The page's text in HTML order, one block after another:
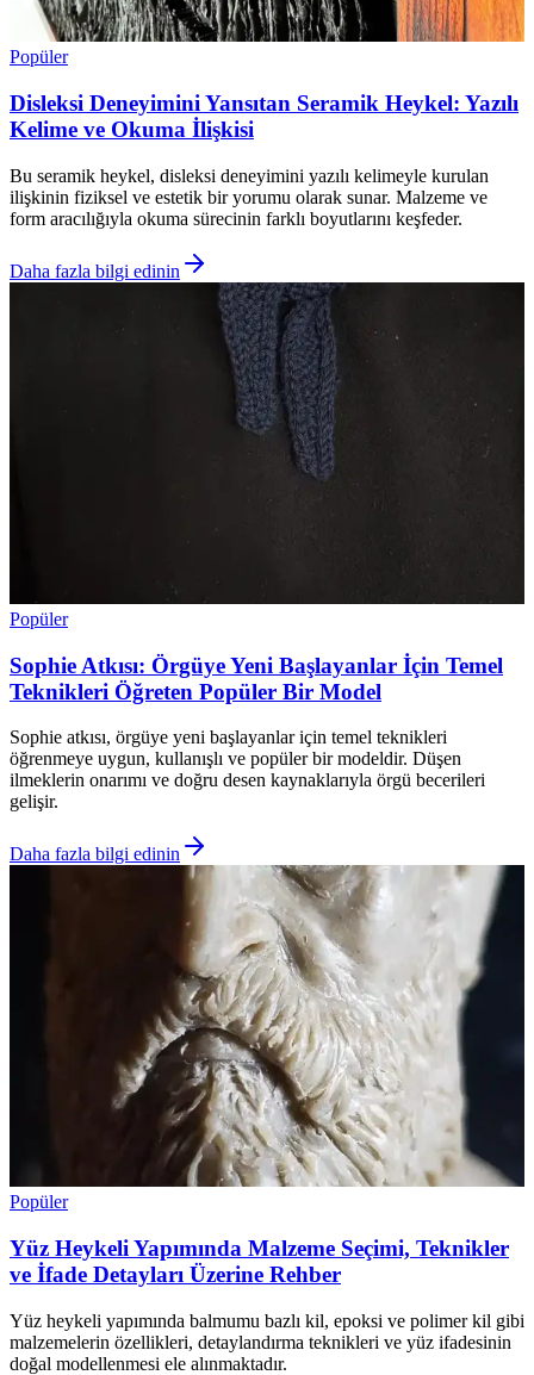
Popüler
Disleksi Deneyimini Yansıtan Seramik Heykel: Yazılı
Kelime ve Okuma İlişkisi
Bu seramik heykel, disleksi deneyimini yazılı kelimeyle kurulan
ilişkinin fiziksel ve estetik bir yorumu olarak sunar. Malzeme ve
form aracılığıyla okuma sürecinin farklı boyutlarını keşfeder.
Daha fazla bilgi edinin
Popüler
Sophie Atkısı: Örgüye Yeni Başlayanlar İçin Temel
Teknikleri Öğreten Popüler Bir Model
Sophie atkısı, örgüye yeni başlayanlar için temel teknikleri
öğrenmeye uygun, kullanışlı ve popüler bir modeldir. Düşen
ilmeklerin onarımı ve doğru desen kaynaklarıyla örgü becerileri
gelişir.
Daha fazla bilgi edinin
Popüler
Yüz Heykeli Yapımında Malzeme Seçimi, Teknikler
ve İfade Detayları Üzerine Rehber
Yüz heykeli yapımında balmumu bazlı kil, epoksi ve polimer kil gibi
malzemelerin özellikleri, detaylandırma teknikleri ve yüz ifadesinin
doğal modellenmesi ele alınmaktadır.